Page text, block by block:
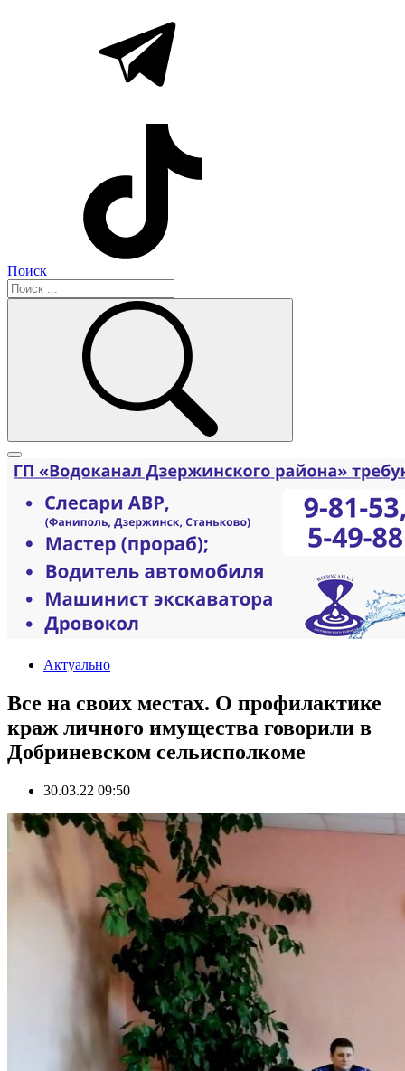
Поиск
Актуально
Все на своих местах. О профилактике
краж личного имущества говорили в
Добриневском сельисполкоме
30.03.22 09:50